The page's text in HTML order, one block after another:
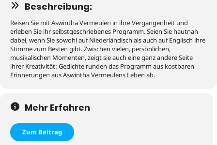
Beschreibung:
Reisen Sie mit Aswintha Vermeulen in ihre Vergangenheit und
erleben Sie ihr selbstgeschriebenes Programm. Seien Sie hautnah
dabei, wenn Sie sowohl auf Niederländisch als auch auf Englisch ihre
Stimme zum Besten gibt. Zwischen vielen, persönlichen,
musikalischen Momenten, zeigt sie auch eine ganz andere Seite
ihrer Kreativität: Gedichte runden das Programm aus kostbaren
Erinnerungen aus Aswintha Vermeulens Leben ab.
Mehr Erfahren
Zum Beitrag